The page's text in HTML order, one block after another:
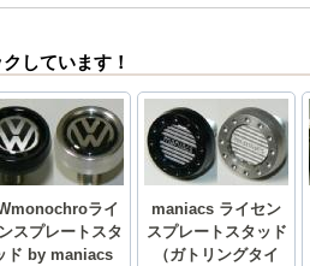
しています！
ライ
スプレートスタ
ド by maniacs
maniacs ライセン
スプレートスタッド
（ガトリングタイ